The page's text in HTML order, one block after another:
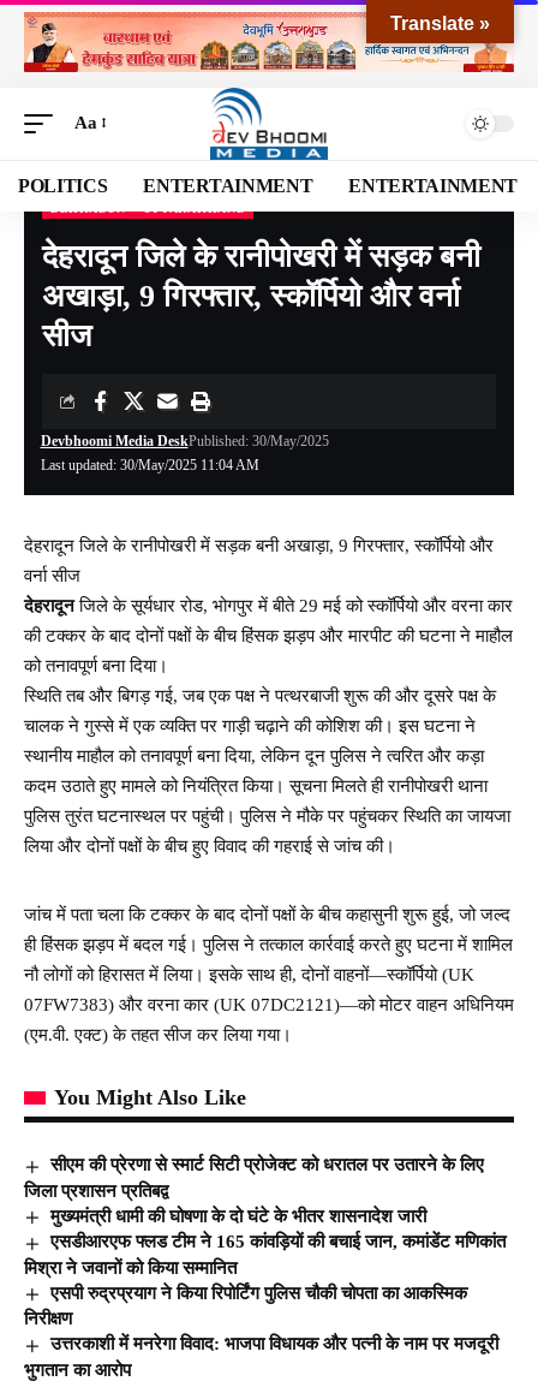
Aa
POLITICS ENTERTAINMENT ENTERTAINMENT
Devbhoomi Media>Blog >NATIONAL>UTTARAKHAND>DEHRADUN>
देहरादून जिले के रानीपोखरी में सड़क बनी
अखाड़ा, 9 गिरफ्तार, स्कॉर्पियो और वर्ना
सीज
Last updated: 30/May/2025 11:04 AM
Devbhoomi Media DeskPublished: 30/May/2025
देहरादून जिले के रानीपोखरी में सड़क बनी अखाड़ा, 9 गिरफ्तार, स्कॉर्पियो और
वर्ना सीज
देहरादूनजिले के सूर्यधार रोड, भोगपुर में बीते 29 मई को स्कॉर्पियो और वरना कार
की टक्कर के बाद दोनों पक्षों के बीच हिंसक झड़प और मारपीट की घटना ने माहौल
को तनावपूर्ण बना दिया।
स्थिति तब और बिगड़ गई, जब एक पक्ष ने पत्थरबाजी शुरू की और दूसरे पक्ष के
चालक ने गुस्से में एक व्यक्ति पर गाड़ी चढ़ाने की कोशिश की। इस घटना ने
स्थानीय माहौल को तनावपूर्ण बना दिया, लेकिन दून पुलिस ने त्वरित और कड़ा
कदम उठाते हुए मामले को नियंत्रित किया। सूचना मिलते ही रानीपोखरी थाना
पुलिस तुरंत घटनास्थल पर पहुंची। पुलिस ने मौके पर पहुंचकर स्थिति का जायजा
लिया और दोनों पक्षों के बीच हुए विवाद की गहराई से जांच की।
जांच में पता चला कि टक्कर के बाद दोनों पक्षों के बीच कहासुनी शुरू हुई, जो जल्द
ही हिंसक झड़प में बदल गई। पुलिस ने तत्काल कार्रवाई करते हुए घटना में शामिल
नौ लोगों को हिरासत में लिया। इसके साथ ही, दोनों वाहनों—स्कॉर्पियो (UK
07FW7383) और वरना कार (UK 07DC2121)—को मोटर वाहन अधिनियम
(एम.वी. एक्ट) के तहत सीज कर लिया गया।
You Might Also Like
सीएम की प्रेरणा से स्मार्ट सिटी प्रोजेक्ट को धरातल पर उतारने के लिए
जिला प्रशासन प्रतिबद्व
मुख्यमंत्री धामी की घोषणा के दो घंटे के भीतर शासनादेश जारी
एसडीआरएफ फ्लड टीम ने 165 कांवड़ियों की बचाई जान, कमांडेंट मणिकांत
मिश्रा ने जवानों को किया सम्मानित
एसपी रुद्रप्रयाग ने किया रिपोर्टिंग पुलिस चौकी चोपता का आकस्मिक
निरीक्षण
उत्तरकाशी में मनरेगा विवाद: भाजपा विधायक और पत्नी के नाम पर मजदूरी
भुगतान का आरोप
Translate »